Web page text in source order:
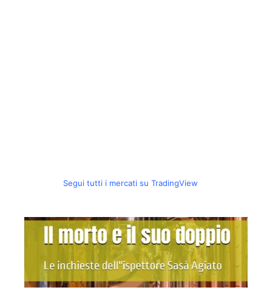
Segui tutti i mercati su TradingView